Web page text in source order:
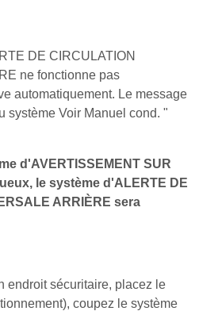
DE CIRCULATION
ne fonctionne pas
automatiquement. Le message
système Voir Manuel cond. "
d'AVERTISSEMENT SUR
le système d'ALERTE DE
ARRIÈRE sera
endroit sécuritaire, placez le
coupez le système